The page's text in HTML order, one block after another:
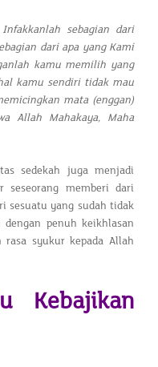
sebagian dari
dari apa yang Kami
kamu memilih yang
kamu sendiri tidak mau
mata (enggan)
Allah Mahakaya, Maha
sedekah juga menjadi
seseorang memberi dari
sesuatu yang sudah tidak
penuh keikhlasan
syukur kepada Allah
Kebajikan